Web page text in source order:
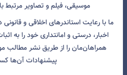
موسیقی، فیلم و تصاویر
ما با رعایت استاندرهای اخلاقی و قانونی
اخبار، درستی و امانتداری خود را به
همراهان‌مان را از طریق نشر مطالب
پیشنهادات آن‌ها